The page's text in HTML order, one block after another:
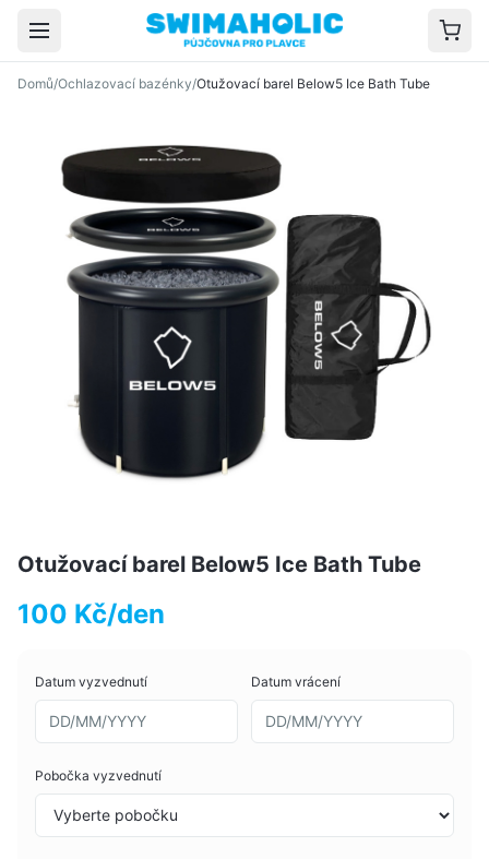
Přeskočit na hlavní obsah
Domů/Ochlazovací bazénky/Otužovací barel Below5 Ice Bath Tube
Otužovací barel Below5 Ice Bath Tube
100 Kč/den
Datum vyzvednutí Datum vrácení
Pobočka vyzvednutí